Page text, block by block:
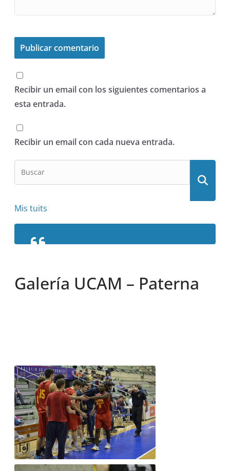
Recibir un email con los siguientes comentarios a
esta entrada.
Recibir un email con cada nueva entrada.
Mis tuits
Galería UCAM – Paterna